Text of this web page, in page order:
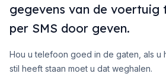
gegevens van de voertuig
per SMS door geven.
Hou u telefoon goed in de gaten, als u
stil heeft staan moet u dat weghalen.